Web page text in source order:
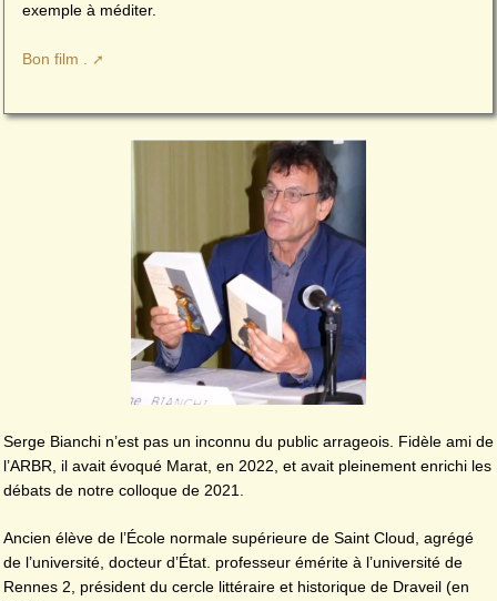
exemple à méditer.
Bon film .
Serge Bianchi n’est pas un inconnu du public arrageois. Fidèle ami de
l’ARBR, il avait évoqué Marat, en 2022, et avait pleinement enrichi les
débats de notre colloque de 2021.
Ancien élève de l’École normale supérieure de Saint Cloud, agrégé
de l’université, docteur d’État. professeur émérite à l’université de
Rennes 2, président du cercle littéraire et historique de Draveil (en